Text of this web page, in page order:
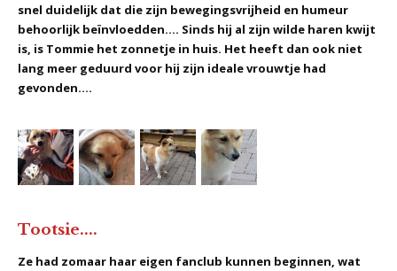
snel duidelijk dat die zijn bewegingsvrijheid en humeur
behoorlijk beïnvloedden.... Sinds hij al zijn wilde haren kwijt
is, is Tommie het zonnetje in huis. Het heeft dan ook niet
lang meer geduurd voor hij zijn ideale vrouwtje had
gevonden....
Tootsie....
Ze had zomaar haar eigen fanclub kunnen beginnen, wat